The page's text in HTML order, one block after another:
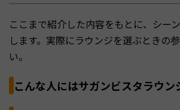
ここまで紹介した内容をもとに、シー
します。実際にラウンジを選ぶときの
い。
こんな人にはサガンビスタラウン